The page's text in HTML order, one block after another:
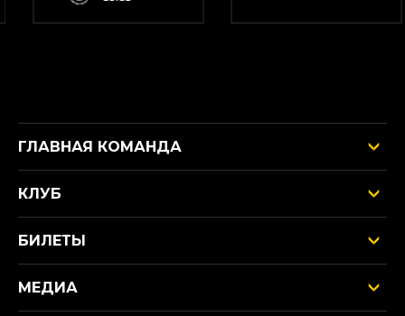
ГЛАВНАЯ КОМАНДА
КЛУБ
БИЛЕТЫ
МЕДИА